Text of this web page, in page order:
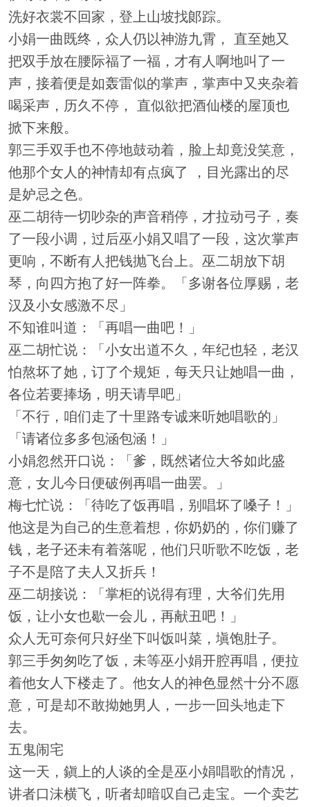
洗好衣裳不回家，登上山坡找郞踪。
小娟一曲既终，众人仍以神游九霄， 直至她又
把双手放在腰际福了一福，才有人啊地叫了一
声，接着便是如轰雷似的掌声，掌声中又夹杂着
喝采声，历久不停， 直似欲把酒仙楼的屋顶也
掀下来般。
郭三手双手也不停地鼓动着，脸上却竟没笑意，
他那个女人的神情却有点疯了 ，目光露出的尽
是妒忌之色。
巫二胡待一切吵杂的声音稍停，才拉动弓子，奏
了一段小调，过后巫小娟又唱了一段，这次掌声
更响，不断有人把钱抛飞台上。巫二胡放下胡
琴，向四方抱了好一阵拳。「多谢各位厚赐，老
汉及小女感激不尽」
不知谁叫道：「再唱一曲吧！」
巫二胡忙说：「小女出道不久，年纪也轻，老汉
怕熬坏了她，订了个规矩，每天只让她唱一曲，
各位若要捧场，明天请早吧」
「不行，咱们走了十里路专诚来听她唱歌的」
「请诸位多多包涵包涵！」
小娟忽然开口说：「爹，既然诸位大爷如此盛
意，女儿今日便破例再唱一曲罢。」
梅七忙说：「待吃了饭再唱，别唱坏了嗓子！」
他这是为自己的生意着想，你奶奶的，你们赚了
钱，老子还未有着落呢，他们只听歌不吃饭，老
子不是陪了夫人又折兵！
巫二胡接说：「掌柜的说得有理，大爷们先用
饭，让小女也歇一会儿，再献丑吧！」
众人无可奈何只好坐下叫饭叫菜，塡饱肚子。
郭三手匆匆吃了饭，未等巫小娟开腔再唱，便拉
着他女人下楼走了。他女人的神色显然十分不愿
意，可是却不敢拗她男人，一步一回头地走下
去。
五鬼闹宅
这一天，鎭上的人谈的全是巫小娟唱歌的情况，
讲者口沬横飞，听者却暗叹自己走宝。一个卖艺